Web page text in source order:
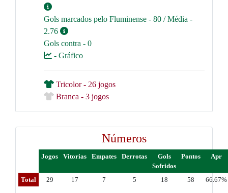
Gols marcados pelo Fluminense - 80 / Média -
2.76
Gols contra - 0
- Gráfico
Tricolor - 26 jogos
Branca - 3 jogos
Números
Jogos Vitorias Empates Derrotas
Gols
Sofridos
Pontos Apr
Total 29 17 7 5 18 58 66.67%